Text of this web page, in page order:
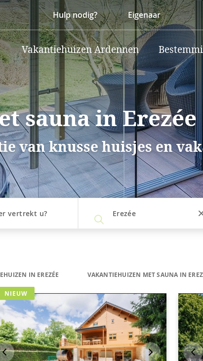
Hulp nodig? Eigenaar
Vakantiehuizen Ardennen
sauna in Erezée
van knusse huisjes en
vertrekt u? Erezée
IN EREZÉE VAKANTIEHUIZEN MET SAUNA IN